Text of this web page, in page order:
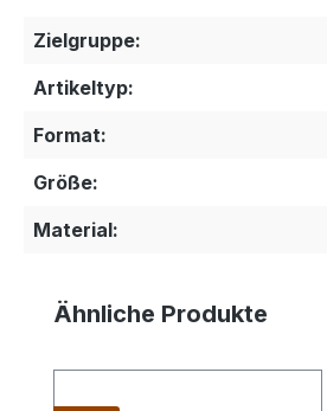
Zielgruppe:
Artikeltyp:
Format:
Größe:
Material:
Produktgalerie überspringen
Ähnliche Produkte